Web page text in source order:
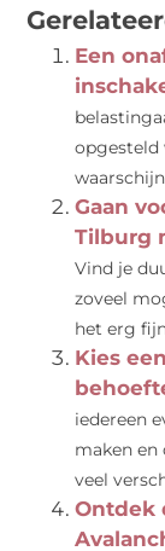
Een
opgesteld
Gaan
Tilburg
Vind je
zoveel
het erg
Kies
iedereen
maken en
veel
Ontdek